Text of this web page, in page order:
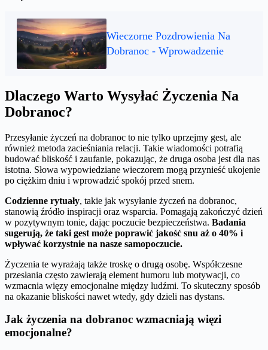
Wieczorne Pozdrowienia Na
Dobranoc - Wprowadzenie
Dlaczego Warto Wysyłać Życzenia Na
Dobranoc?
Przesyłanie życzeń na dobranoc to nie tylko uprzejmy gest, ale
również metoda zacieśniania relacji. Takie wiadomości potrafią
budować bliskość i zaufanie, pokazując, że druga osoba jest dla nas
istotna. Słowa wypowiedziane wieczorem mogą przynieść ukojenie
po ciężkim dniu i wprowadzić spokój przed snem.
Codzienne rytuały, takie jak wysyłanie życzeń na dobranoc,
stanowią źródło inspiracji oraz wsparcia. Pomagają zakończyć dzień
w pozytywnym tonie, dając poczucie bezpieczeństwa. Badania
sugerują, że taki gest może poprawić jakość snu aż o 40% i
wpływać korzystnie na nasze samopoczucie.
Życzenia te wyrażają także troskę o drugą osobę. Współczesne
przesłania często zawierają element humoru lub motywacji, co
wzmacnia więzy emocjonalne między ludźmi. To skuteczny sposób
na okazanie bliskości nawet wtedy, gdy dzieli nas dystans.
Jak życzenia na dobranoc wzmacniają więzi
emocjonalne?